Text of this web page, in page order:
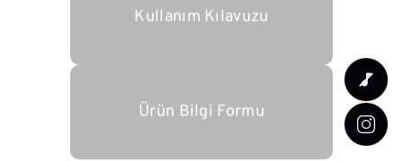
Kullanım Kılavuzu
Ürün Bilgi Formu